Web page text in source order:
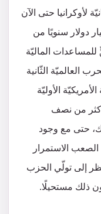
لأوكرانيا حتى الآن
2022. تتلقّى إسرائيل 3.8 مليار دولار سنويًا من
للمساعدات الماليّة
العالميّة الثّانية
الأوليّة
أكثر من نصف
حتى مع وجود
الاستمرار
إلى تولّي الحزب
ذلك مستحيلًا.